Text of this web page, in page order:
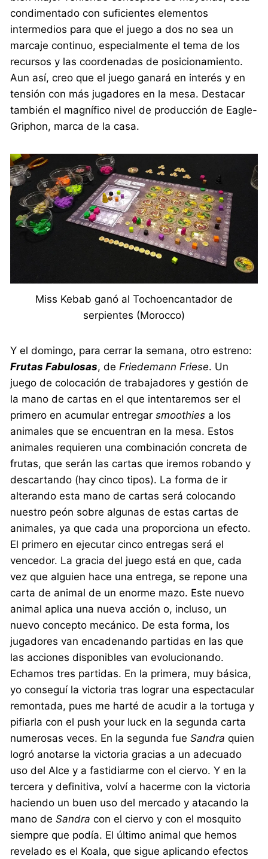
condimentado con suficientes elementos
intermedios para que el juego a dos no sea un
marcaje continuo, especialmente el tema de los
recursos y las coordenadas de posicionamiento.
Aun así, creo que el juego ganará en interés y en
tensión con más jugadores en la mesa. Destacar
también el magnífico nivel de producción de Eagle-
Griphon, marca de la casa.
Miss Kebab ganó al Tochoencantador de
serpientes (Morocco)
Y el domingo, para cerrar la semana, otro estreno:
Frutas Fabulosas, deFriedemann Friese. Un
juego de colocación de trabajadores y gestión de
la mano de cartas en el que intentaremos ser el
primero en acumular entregarsmoothies a los
animales que se encuentran en la mesa. Estos
animales requieren una combinación concreta de
frutas, que serán las cartas que iremos robando y
descartando (hay cinco tipos). La forma de ir
alterando esta mano de cartas será colocando
nuestro peón sobre algunas de estas cartas de
animales, ya que cada una proporciona un efecto.
El primero en ejecutar cinco entregas será el
vencedor. La gracia del juego está en que, cada
vez que alguien hace una entrega, se repone una
carta de animal de un enorme mazo. Este nuevo
animal aplica una nueva acción o, incluso, un
nuevo concepto mecánico. De esta forma, los
jugadores van encadenando partidas en las que
las acciones disponibles van evolucionando.
Echamos tres partidas. En la primera, muy básica,
yo conseguí la victoria tras lograr una espectacular
remontada, pues me harté de acudir a la tortuga y
pifiarla con el push your luck en la segunda carta
numerosas veces. En la segunda fueSandra quien
logró anotarse la victoria gracias a un adecuado
uso del Alce y a fastidiarme con el ciervo. Y en la
tercera y definitiva, volví a hacerme con la victoria
haciendo un buen uso del mercado y atacando la
mano deSandra con el ciervo y con el mosquito
siempre que podía. El último animal que hemos
revelado es el Koala, que sigue aplicando efectos